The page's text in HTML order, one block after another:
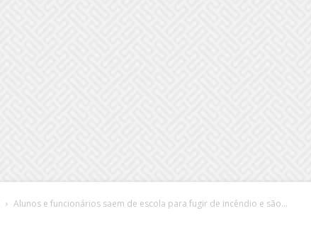
Alunos e funcionários saem de escola para fugir de incêndio e são...